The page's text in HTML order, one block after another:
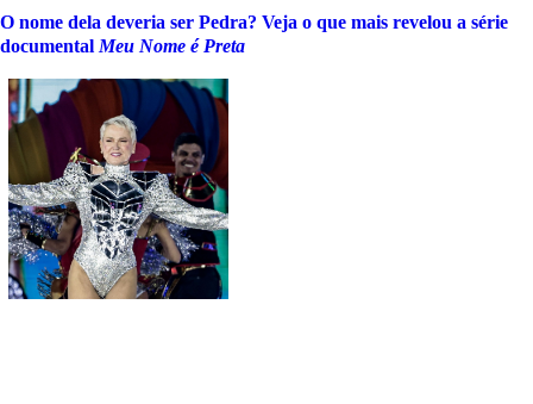
O nome dela deveria ser Pedra? Veja o que mais revelou a série
documentalMeu Nome é Preta